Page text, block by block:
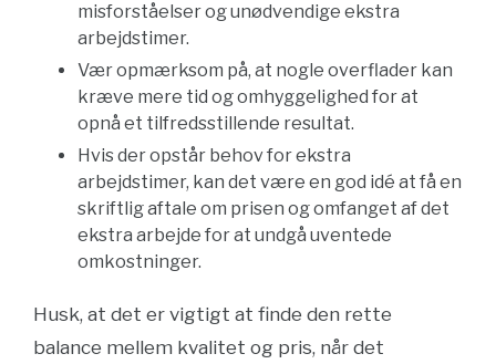
misforståelser og unødvendige ekstra
arbejdstimer.
Vær opmærksom på, at nogle overflader kan
kræve mere tid og omhyggelighed for at
opnå et tilfredsstillende resultat.
Hvis der opstår behov for ekstra
arbejdstimer, kan det være en god idé at få en
skriftlig aftale om prisen og omfanget af det
ekstra arbejde for at undgå uventede
omkostninger.
Husk, at det er vigtigt at finde den rette
balance mellem kvalitet og pris, når det